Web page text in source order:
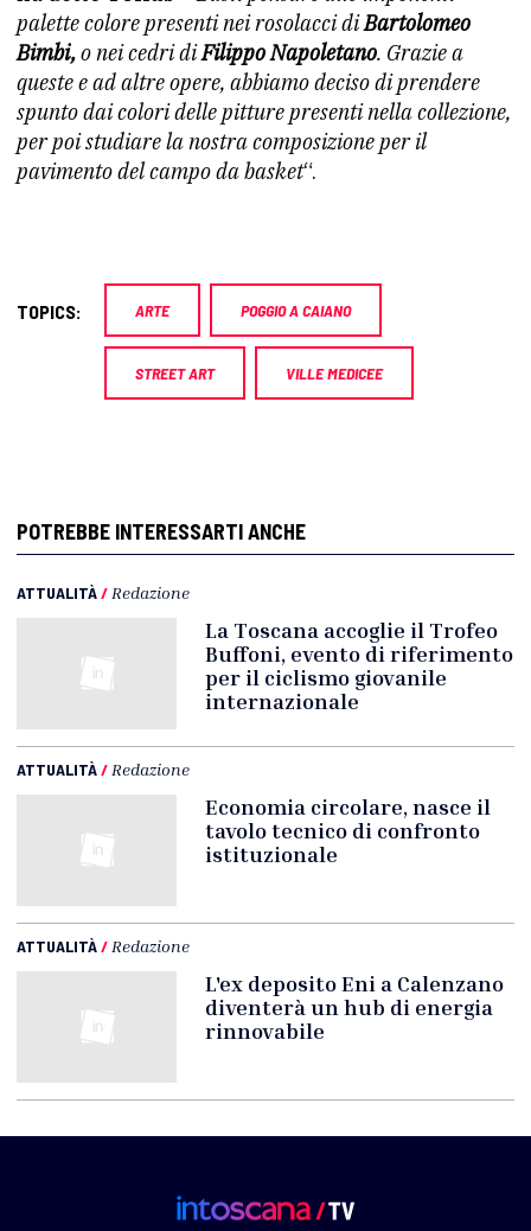
palette colore presenti nei rosolacci diBartolomeo
Bimbi,o nei cedri diFilippo Napoletano. Grazie a
queste e ad altre opere, abbiamo deciso di prendere
spunto dai colori delle pitture presenti nella collezione,
per poi studiare la nostra composizione per il
pavimento del campo da basket“.
TOPICS: ARTE POGGIO A CAIANO
STREET ART VILLE MEDICEE
POTREBBE INTERESSARTI ANCHE
ATTUALITÀ/ Redazione
La Toscana accoglie il Trofeo
Buffoni, evento di riferimento
per il ciclismo giovanile
internazionale
ATTUALITÀ/ Redazione
Economia circolare, nasce il
tavolo tecnico di confronto
istituzionale
ATTUALITÀ/ Redazione
L'ex deposito Eni a Calenzano
diventerà un hub di energia
rinnovabile